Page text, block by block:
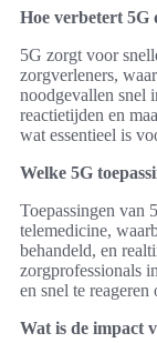
Hoe verbetert 5G
5G zorgt voor
zorgverleners,
noodgevallen snel
reactietijden en
wat essentieel is
Welke 5G
Toepassingen van
telemedicine,
behandeld, en
zorgprofessionals
en snel te
Wat is de impact